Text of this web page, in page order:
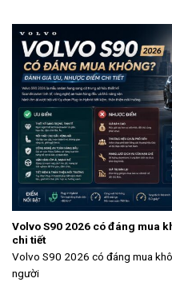
Volvo S90 2026 có đáng mua
chi tiết
Volvo S90 2026 có đáng mua
người